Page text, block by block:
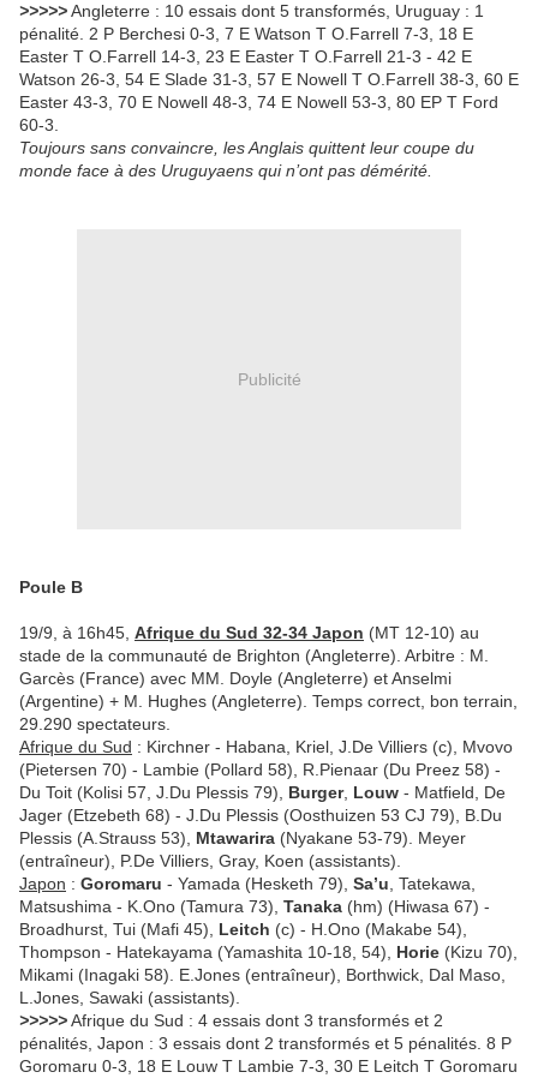
>>>>>Angleterre : 10 essais dont 5 transformés, Uruguay : 1
pénalité. 2 P Berchesi 0-3, 7 E Watson T O.Farrell 7-3, 18 E
Easter T O.Farrell 14-3, 23 E Easter T O.Farrell 21-3 - 42 E
Watson 26-3, 54 E Slade 31-3, 57 E Nowell T O.Farrell 38-3, 60 E
Easter 43-3, 70 E Nowell 48-3, 74 E Nowell 53-3, 80 EP T Ford
60-3.
Toujours sans convaincre, les Anglais quittent leur coupe du
monde face à des Uruguyaens qui n’ont pas démérité.
Publicité
Poule B
19/9, à 16h45, Afrique du Sud 32-34 Japon (MT 12-10) au
stade de la communauté de Brighton (Angleterre). Arbitre : M.
Garcès (France) avec MM. Doyle (Angleterre) et Anselmi
(Argentine) + M. Hughes (Angleterre). Temps correct, bon terrain,
29.290 spectateurs.
Afrique du Sud : Kirchner - Habana, Kriel, J.De Villiers (c), Mvovo
(Pietersen 70) - Lambie (Pollard 58), R.Pienaar (Du Preez 58) -
Du Toit (Kolisi 57, J.Du Plessis 79), Burger, Louw - Matfield, De
Jager (Etzebeth 68) - J.Du Plessis (Oosthuizen 53 CJ 79), B.Du
Plessis (A.Strauss 53), Mtawarira (Nyakane 53-79). Meyer
(entraîneur), P.De Villiers, Gray, Koen (assistants).
Japon : Goromaru - Yamada (Hesketh 79), Sa’u , Tatekawa,
Matsushima - K.Ono (Tamura 73), Tanaka (hm) (Hiwasa 67) -
Broadhurst, Tui (Mafi 45), Leitch (c) - H.Ono (Makabe 54),
Thompson - Hatekayama (Yamashita 10-18, 54), Horie (Kizu 70),
Mikami (Inagaki 58). E.Jones (entraîneur), Borthwick, Dal Maso,
L.Jones, Sawaki (assistants).
>>>>>Afrique du Sud : 4 essais dont 3 transformés et 2
pénalités, Japon : 3 essais dont 2 transformés et 5 pénalités. 8 P
Goromaru 0-3, 18 E Louw T Lambie 7-3, 30 E Leitch T Goromaru